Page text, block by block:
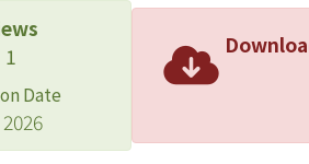
1
Date